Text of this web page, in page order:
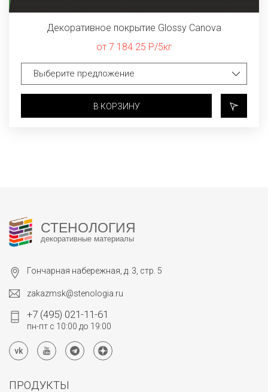
Декоративное покрытие Glossy Canova
от 7 184.25 Р/5кг
В КОРЗИНУ
СТЕНОЛОГИЯ
декоративные материалы
Гончарная набережная, д. 3, стр. 5
zakazmsk@stenologia.ru
+7 (495) 021-11-61
пн-пт с 10:00 до 19:00
ПРОДУКТЫ